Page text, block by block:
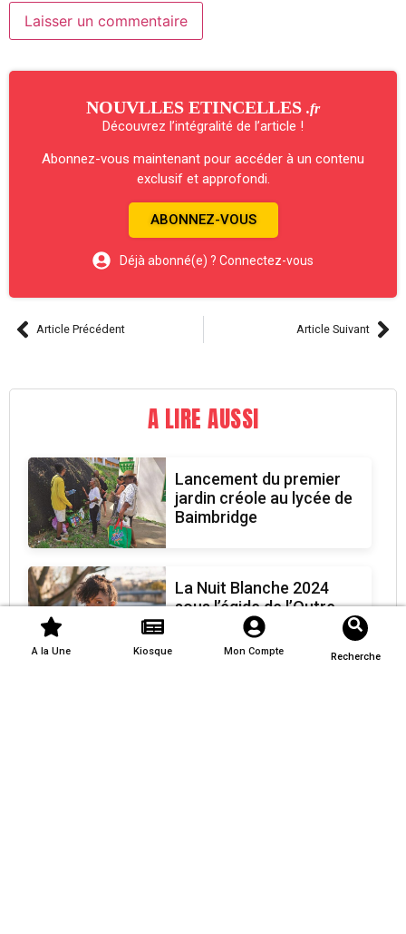
NOUVLLES ETINCELLES .fr
Découvrez l’intégralité de l’article !
Abonnez-vous maintenant pour accéder à un contenu
exclusif et approfondi.
ABONNEZ-VOUS
Déjà abonné(e) ? Connectez-vous
Article Précédent Article Suivant
A LIRE AUSSI
Lancement du premier
jardin créole au lycée de
Baimbridge
La Nuit Blanche 2024
sous l’égide de l’Outre-
A la Une Kiosque Mon Compte Recherche